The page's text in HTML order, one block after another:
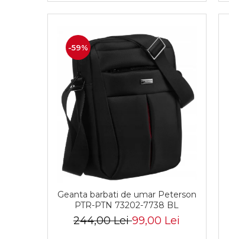
-59%
Geanta barbati de umar Peterson
PTR-PTN 73202-7738 BL
244,00 Lei99,00 Lei